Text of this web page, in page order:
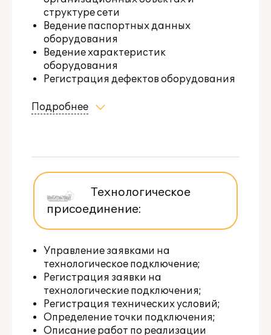
структуре сети
Ведение паспортных данных
оборудования
Ведение характеристик
оборудования
Регистрация дефектов оборудования
Подробнее
Технологическое
присоединение:
Управление заявками на
технологическое подключение;
Регистрация заявки на
технологические подключения;
Регистрация технических условий;
Определение точки подключения;
Описание работ по реализации